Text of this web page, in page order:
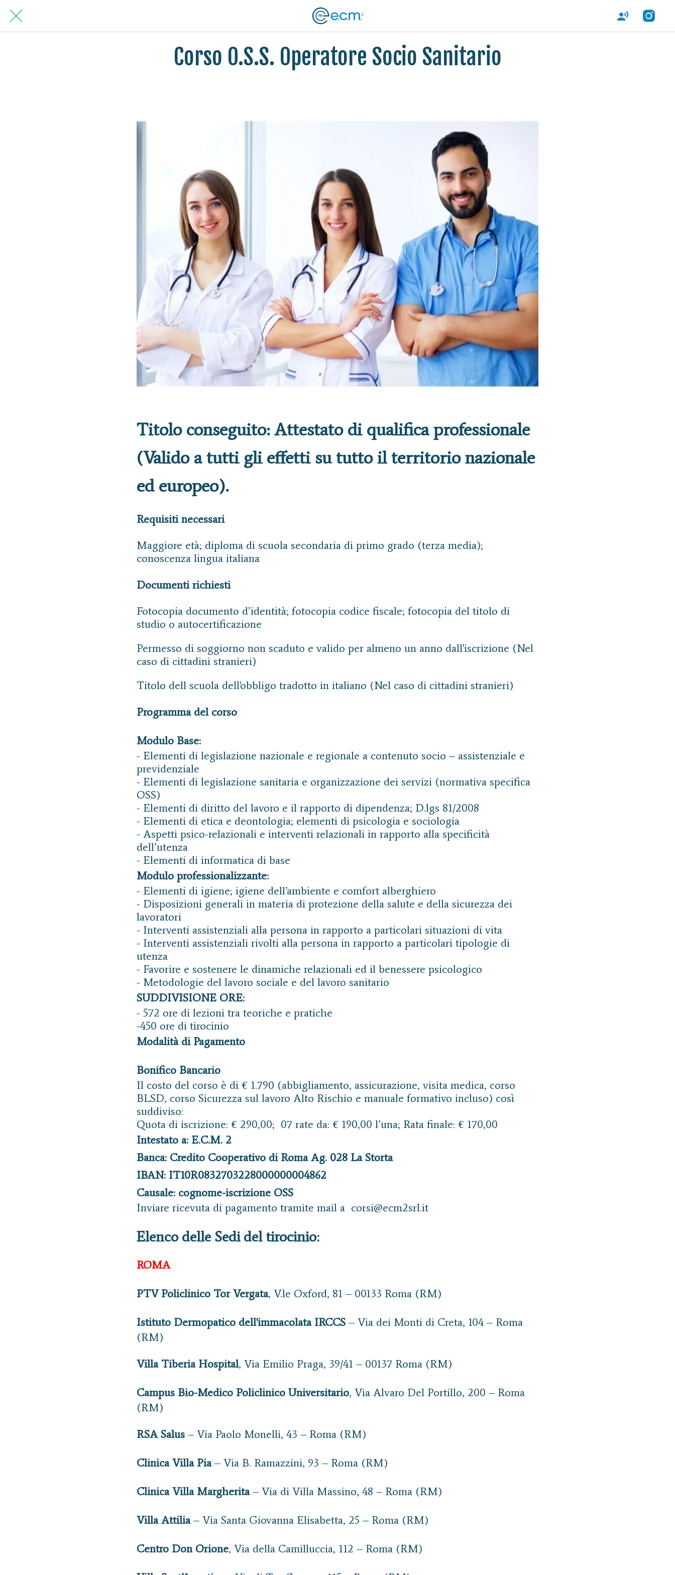
Corso O.S.S. Operatore Socio Sanitario
Titolo conseguito: Attestato di qualifica professionale
(Valido a tutti gli effetti su tutto il territorio nazionale
ed europeo).
Requisiti necessari
Maggiore età; diploma di scuola secondaria di primo grado (terza media);
conoscenza lingua italiana
Documenti richiesti
Fotocopia documento d’identità; fotocopia codice fiscale; fotocopia del titolo di
studio o autocertificazione
Permesso di soggiorno non scaduto e valido per almeno un anno dall'iscrizione (Nel
caso di cittadini stranieri)
Titolo dell scuola dell'obbligo tradotto in italiano (Nel caso di cittadini stranieri)
Programma del corso
Modulo Base:
- Elementi di legislazione nazionale e regionale a contenuto socio – assistenziale e
previdenziale
- Elementi di legislazione sanitaria e organizzazione dei servizi (normativa specifica
OSS)
- Elementi di diritto del lavoro e il rapporto di dipendenza; D.lgs 81/2008
- Elementi di etica e deontologia; elementi di psicologia e sociologia
- Aspetti psico-relazionali e interventi relazionali in rapporto alla specificità
dell’utenza
- Elementi di informatica di base
Modulo professionalizzante:
- Elementi di igiene; igiene dell’ambiente e comfort alberghiero
- Disposizioni generali in materia di protezione della salute e della sicurezza dei
lavoratori
- Interventi assistenziali alla persona in rapporto a particolari situazioni di vita
- Interventi assistenziali rivolti alla persona in rapporto a particolari tipologie di
utenza
- Favorire e sostenere le dinamiche relazionali ed il benessere psicologico
- Metodologie del lavoro sociale e del lavoro sanitario
SUDDIVISIONE ORE:
- 572 ore di lezioni tra teoriche e pratiche
-450 ore di tirocinio
Modalità di Pagamento
Bonifico Bancario
Il costo del corso è di € 1.790 (abbigliamento, assicurazione, visita medica, corso
BLSD, corso Sicurezza sul lavoro Alto Rischio e manuale formativo incluso) così
suddiviso:
Quota di iscrizione: € 290,00; 07 rate da: € 190,00 l’una; Rata finale: € 170,00
Intestato a: E.C.M. 2
Banca: Credito Cooperativo di Roma Ag. 028 La Storta
IBAN: IT10R0832703228000000004862
Causale: cognome-iscrizione OSS
Inviare ricevuta di pagamento tramite mail a corsi@ecm2srl.it
Elenco delle Sedi del tirocinio:
ROMA
PTV Policlinico Tor Vergata, V.le Oxford, 81 – 00133 Roma (RM)
Istituto Dermopatico dell'immacolata IRCCS – Via dei Monti di Creta, 104 – Roma
(RM)
Villa Tiberia Hospital, Via Emilio Praga, 39/41 – 00137 Roma (RM)
Campus Bio-Medico Policlinico Universitario, Via Alvaro Del Portillo, 200 – Roma
(RM)
RSA Salus – Via Paolo Monelli, 43 – Roma (RM)
Clinica Villa Pia– Via B. Ramazzini, 93 – Roma (RM)
Clinica Villa Margherita– Via di Villa Massino, 48 – Roma (RM)
Villa Attilia– Via Santa Giovanna Elisabetta, 25 – Roma (RM)
Centro Don Orione, Via della Camilluccia, 112 – Roma (RM)